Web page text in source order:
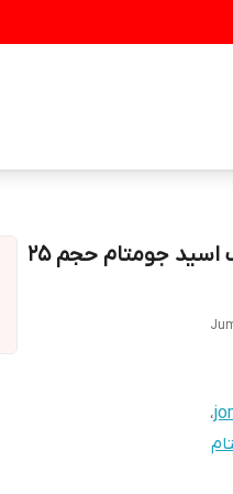
ماسک‌ورقه ای صورت آبرسان هیالورونیک اسید جومتام حجم ۲۵
،